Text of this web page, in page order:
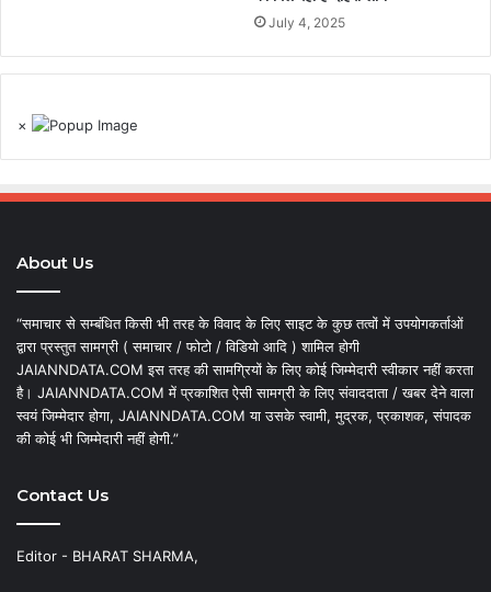
July 4, 2025
×
About Us
“समाचार से सम्बंधित किसी भी तरह के विवाद के लिए साइट के कुछ तत्वों में उपयोगकर्ताओं
द्वारा प्रस्तुत सामग्री ( समाचार / फोटो / विडियो आदि ) शामिल होगी
JAIANNDATA.COM इस तरह की सामग्रियों के लिए कोई जिम्मेदारी स्वीकार नहीं करता
है। JAIANNDATA.COM में प्रकाशित ऐसी सामग्री के लिए संवाददाता / खबर देने वाला
स्वयं जिम्मेदार होगा, JAIANNDATA.COM या उसके स्वामी, मुद्रक, प्रकाशक, संपादक
की कोई भी जिम्मेदारी नहीं होगी.”
Contact Us
Editor - BHARAT SHARMA,